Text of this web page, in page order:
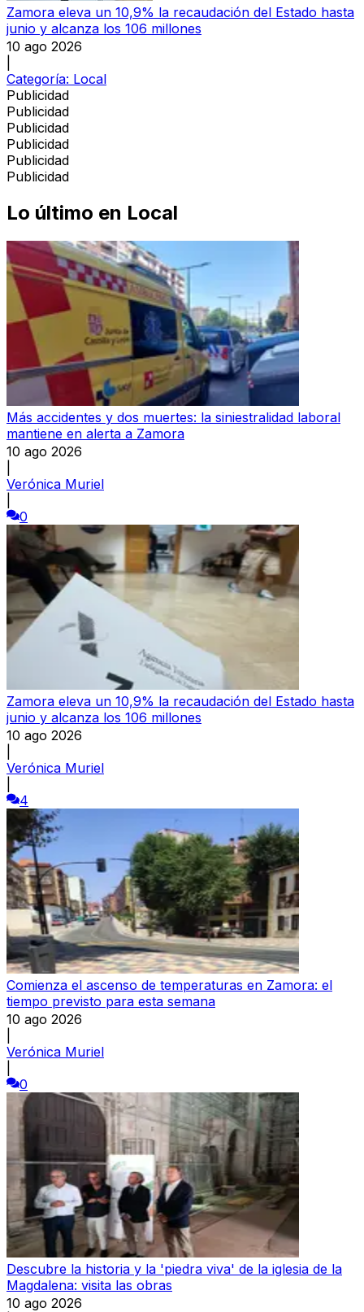
Zamora eleva un 10,9% la recaudación del Estado hasta
junio y alcanza los 106 millones
10 ago 2026
Categoría: Local
Publicidad
Publicidad
Publicidad
Publicidad
Publicidad
Publicidad
Lo último en Local
Más accidentes y dos muertes: la siniestralidad laboral
mantiene en alerta a Zamora
10 ago 2026
Verónica Muriel
0
Zamora eleva un 10,9% la recaudación del Estado hasta
junio y alcanza los 106 millones
10 ago 2026
Verónica Muriel
4
Comienza el ascenso de temperaturas en Zamora: el
tiempo previsto para esta semana
10 ago 2026
Verónica Muriel
0
Descubre la historia y la 'piedra viva' de la iglesia de la
Magdalena: visita las obras
10 ago 2026